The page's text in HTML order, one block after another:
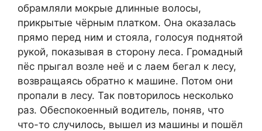
обрамляли мокрые длинные волосы,
прикрытые чёрным платком. Она оказалась
прямо перед ним и стояла, голосуя поднятой
рукой, показывая в сторону леса. Громадный
пёс прыгал возле неё и с лаем бегал к лесу,
возвращаясь обратно к машине. Потом они
пропали в лесу. Так повторилось несколько
раз. Обеспокоенный водитель, поняв, что
что-то случилось, вышел из машины и пошёл